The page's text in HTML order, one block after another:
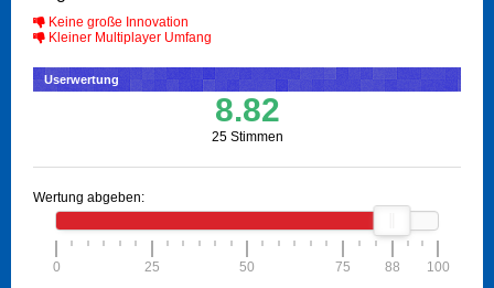
Keine große Innovation
Kleiner Multiplayer Umfang
Userwertung
8.82
25 Stimmen
Wertung abgeben:
0 25 50 75 88 100